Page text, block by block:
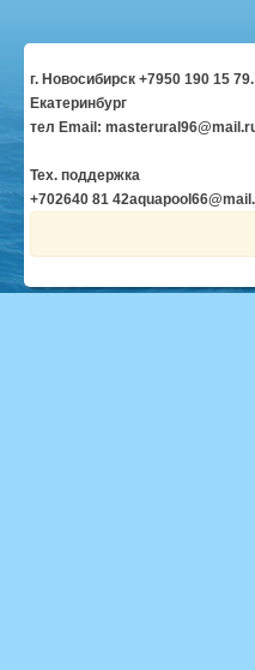
г. Новосибирск +7950 190 15
Екатеринбург
тел Email:
Тех. поддержка
+702640 81